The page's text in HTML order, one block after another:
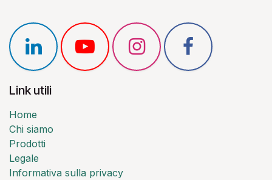
Link utili
Home
Chi siamo
Prodotti
Legale
Informativa sulla privacy